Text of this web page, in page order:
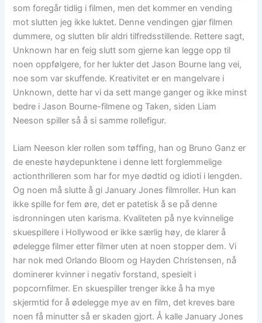
som foregår tidlig i filmen, men det kommer en vending
mot slutten jeg ikke luktet. Denne vendingen gjør filmen
dummere, og slutten blir aldri tilfredsstillende. Rettere sagt,
Unknown har en feig slutt som gjerne kan legge opp til
noen oppfølgere, for her lukter det Jason Bourne lang vei,
noe som var skuffende. Kreativitet er en mangelvare i
Unknown, dette har vi da sett mange ganger og ikke minst
bedre i Jason Bourne-filmene og Taken, siden Liam
Neeson spiller så å si samme rollefigur.
Liam Neeson kler rollen som tøffing, han og Bruno Ganz er
de eneste høydepunktene i denne lett forglemmelige
actionthrilleren som har for mye dødtid og idioti i lengden.
Og noen må slutte å gi January Jones filmroller. Hun kan
ikke spille for fem øre, det er patetisk å se på denne
isdronningen uten karisma. Kvaliteten på nye kvinnelige
skuespillere i Hollywood er ikke særlig høy, de klarer å
ødelegge filmer etter filmer uten at noen stopper dem. Vi
har nok med Orlando Bloom og Hayden Christensen, nå
dominerer kvinner i negativ forstand, spesielt i
popcornfilmer. En skuespiller trenger ikke å ha mye
skjermtid for å ødelegge mye av en film, det kreves bare
noen få minutter så er skaden gjort. Å kalle January Jones